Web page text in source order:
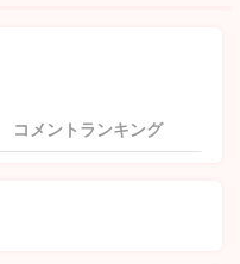
コメントランキング